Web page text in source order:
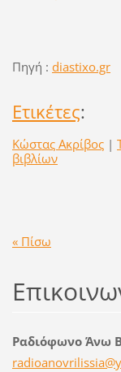
Πηγή : diastixo.gr
Ετικέτες:
Κώστας Ακρίβος |
βιβλίων
« Πίσω
Ραδιόφωνο Άνω
radioanovrilissi